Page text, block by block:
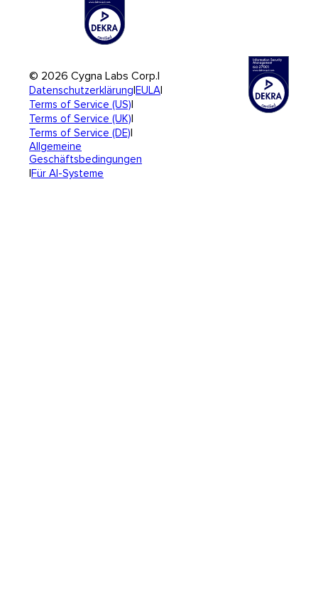
© 2026 Cygna Labs Corp.|
Datenschutzerklärung|EULA|
Terms of Service (US)|
Terms of Service (UK)|
Terms of Service (DE)|
Allgemeine
Geschäftsbedingungen
|Für AI-Systeme